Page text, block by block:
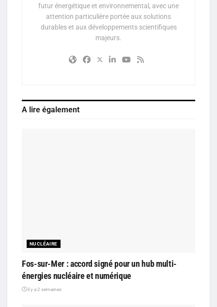
futur énergétique et environnemental, avec une
attention particulière portée aux solutions
durables et aux développements scientifiques
majeurs.
A lire également
NUCLÉAIRE
Fos-sur-Mer : accord signé pour un hub multi-
énergies nucléaire et numérique
il y a 2 semaines